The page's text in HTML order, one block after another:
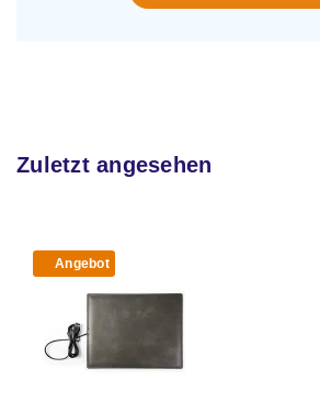
Zuletzt angesehen
Angebot